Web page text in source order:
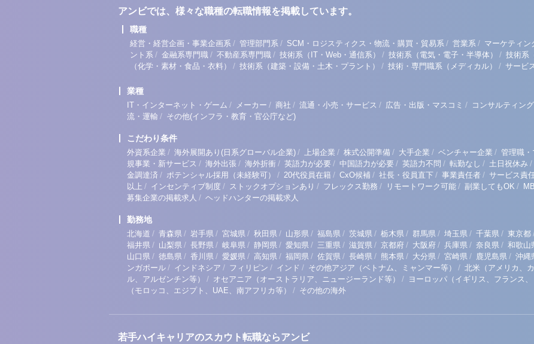
アンビでは、様々な職種の転職情報を掲載しています。
職種
経営・経営企画・事業企画系 / 管理部門系 / SCM・ロジスティクス・物流・購買・貿易系 / 営業系 / マーケティン
ント系 / 金融系専門職 / 不動産系専門職 / 技術系（IT・Web・通信系） / 技術系（電気・電子・半導体） / 技術系
（化学・素材・食品・衣料）
/ 技術系（建築・設備・土木・プラント） / 技術・専門職系（メディカル） / サービ
業種
IT・インターネット・ゲーム / メーカー / 商社 / 流通・小売・サービス / 広告・出版・マスコミ / コンサルティング
流・運輸 / その他(インフラ・教育・官公庁など)
こだわり条件
外資系企業 / 海外展開あり(日系グローバル企業) / 上場企業 / 株式公開準備 / 大手企業 / ベンチャー企業 / 管理職・
規事業・新サービス / 海外出張 / 海外折衝 / 英語力が必要 / 中国語力が必要 / 英語力不問 / 転勤なし / 土日祝休み /
金調達済 / ポテンシャル採用（未経験可） / 20代役員在籍 / CxO候補 / 社長・役員直下 / 事業責任者 / サービス責
以上 / インセンティブ制度 / ストックオプションあり / フレックス勤務 / リモートワーク可能 / 副業してもOK /
募集企業の掲載求人 / ヘッドハンターの掲載求人
勤務地
北海道 / 青森県 / 岩手県 / 宮城県 / 秋田県 / 山形県 / 福島県 / 茨城県 / 栃木県 / 群馬県 / 埼玉県 / 千葉県 / 東京都
福井県 / 山梨県 / 長野県 / 岐阜県 / 静岡県 / 愛知県 / 三重県 / 滋賀県 / 京都府 / 大阪府 / 兵庫県 / 奈良県 / 和歌山
山口県 / 徳島県 / 香川県 / 愛媛県 / 高知県 / 福岡県 / 佐賀県 / 長崎県 / 熊本県 / 大分県 / 宮崎県 / 鹿児島県 / 沖縄
ンガポール / インドネシア / フィリピン / インド / その他アジア（ベトナム、ミャンマー等） / 北米（アメリカ、カ
ル、アルゼンチン等）
/ オセアニア（オーストラリア、ニュージーランド等） / ヨーロッパ（イギリス、フランス、
（モロッコ、エジプト、UAE、南アフリカ等）
/ その他の海外
若手ハイキャリアのスカウト転職ならアンビ